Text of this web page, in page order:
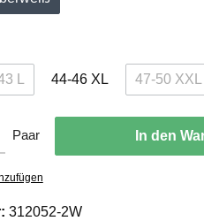
ist zurzeit nicht verfügbar.)
L
(Diese Option ist zurzeit nicht
44-46 XL 47-50 XXL
Paar In den
312052-2W